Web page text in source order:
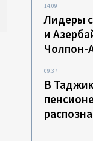
14:09
Лидеры
и
Чолпон-
09:37
В